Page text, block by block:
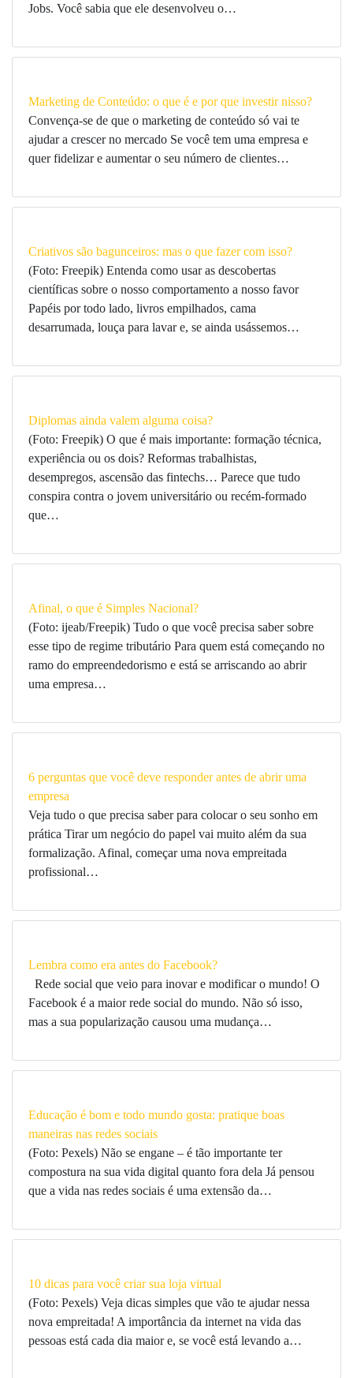
Jobs. Você sabia que ele desenvolveu o…
Marketing de Conteúdo: o que é e por que investir nisso?
Convença-se de que o marketing de conteúdo só vai te
ajudar a crescer no mercado Se você tem uma empresa e
quer fidelizar e aumentar o seu número de clientes…
Criativos são bagunceiros: mas o que fazer com isso?
(Foto: Freepik) Entenda como usar as descobertas
científicas sobre o nosso comportamento a nosso favor
Papéis por todo lado, livros empilhados, cama
desarrumada, louça para lavar e, se ainda usássemos…
Diplomas ainda valem alguma coisa?
(Foto: Freepik) O que é mais importante: formação técnica,
experiência ou os dois? Reformas trabalhistas,
desempregos, ascensão das fintechs… Parece que tudo
conspira contra o jovem universitário ou recém-formado
que…
Afinal, o que é Simples Nacional?
(Foto: ijeab/Freepik) Tudo o que você precisa saber sobre
esse tipo de regime tributário Para quem está começando no
ramo do empreendedorismo e está se arriscando ao abrir
uma empresa…
6 perguntas que você deve responder antes de abrir uma
empresa
Veja tudo o que precisa saber para colocar o seu sonho em
prática Tirar um negócio do papel vai muito além da sua
formalização. Afinal, começar uma nova empreitada
profissional…
Lembra como era antes do Facebook?
Rede social que veio para inovar e modificar o mundo! O
Facebook é a maior rede social do mundo. Não só isso,
mas a sua popularização causou uma mudança…
Educação é bom e todo mundo gosta: pratique boas
maneiras nas redes sociais
(Foto: Pexels) Não se engane – é tão importante ter
compostura na sua vida digital quanto fora dela Já pensou
que a vida nas redes sociais é uma extensão da…
10 dicas para você criar sua loja virtual
(Foto: Pexels) Veja dicas simples que vão te ajudar nessa
nova empreitada! A importância da internet na vida das
pessoas está cada dia maior e, se você está levando a…